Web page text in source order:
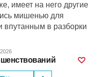
имеет на него другие
мишенью для
впутанным в разборки